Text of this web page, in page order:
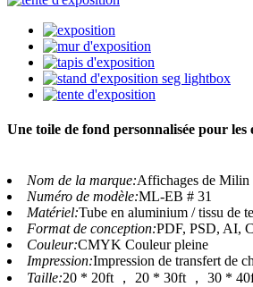
Une toile de fond personnalisée pour les
Nom de la marque:Affichages de Milin
Numéro de modèle:ML-EB # 31
Matériel:Tube en aluminium / tissu de
Format de conception:PDF, PSD, AI,
Couleur:CMYK Couleur pleine
Impression:Impression de transfert de
Taille:20 * 20ft ， 20 * 30ft ， 30 *